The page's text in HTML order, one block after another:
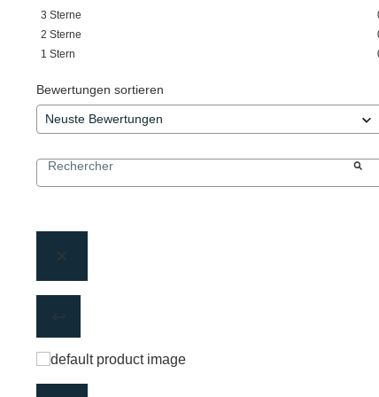
3 Sterne
2 Sterne
1 Stern
Bewertungen sortieren